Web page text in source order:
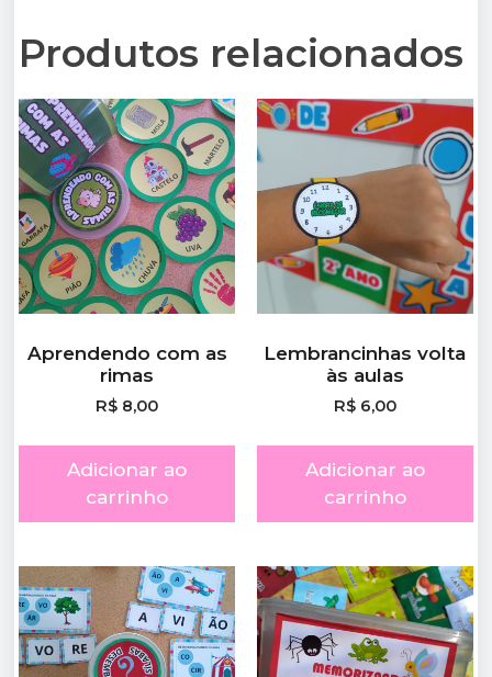
Produtos relacionados
Aprendendo com as
rimas
R$ 8,00
Adicionar ao
carrinho
Lembrancinhas volta
às aulas
R$6,00
Adicionar ao
carrinho